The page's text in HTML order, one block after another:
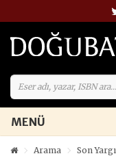
MENÜ
Arama Son Yargı